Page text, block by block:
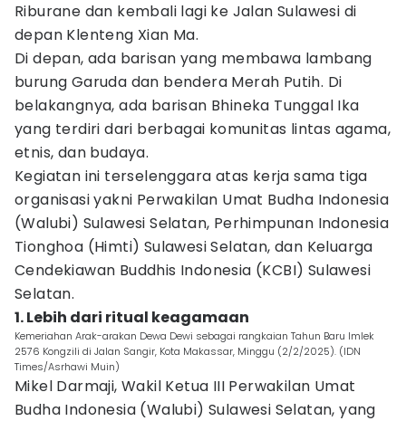
Riburane dan kembali lagi ke Jalan Sulawesi di
depan Klenteng Xian Ma.
Di depan, ada barisan yang membawa lambang
burung Garuda dan bendera Merah Putih. Di
belakangnya, ada barisan Bhineka Tunggal Ika
yang terdiri dari berbagai komunitas lintas agama,
etnis, dan budaya.
Kegiatan ini terselenggara atas kerja sama tiga
organisasi yakni Perwakilan Umat Budha Indonesia
(Walubi) Sulawesi Selatan, Perhimpunan Indonesia
Tionghoa (Himti) Sulawesi Selatan, dan Keluarga
Cendekiawan Buddhis Indonesia (KCBI) Sulawesi
Selatan.
1. Lebih dari ritual keagamaan
Kemeriahan Arak-arakan Dewa Dewi sebagai rangkaian Tahun Baru Imlek
2576 Kongzili di Jalan Sangir, Kota Makassar, Minggu (2/2/2025). (IDN
Times/Asrhawi Muin)
Mikel Darmaji, Wakil Ketua III Perwakilan Umat
Budha Indonesia (Walubi) Sulawesi Selatan, yang